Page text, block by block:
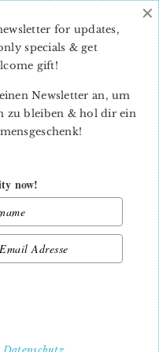
for updates,
specials & get
gift!
Newsletter an, um
zu bleiben & hol dir ein
now!
×